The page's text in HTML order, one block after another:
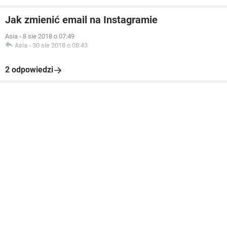
Jak zmienić email na Instagramie
Asia - 8 sie 2018 o 07:49
Asia - 30 sie 2018 o 08:43
2 odpowiedzi